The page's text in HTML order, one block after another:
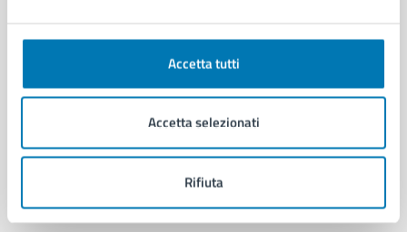
Accetta tutti
Accetta selezionati
Rifiuta
Organi di governo
Enti e fondazioni
Personale amministrativo
Intranet, posta aziendale e protocollo